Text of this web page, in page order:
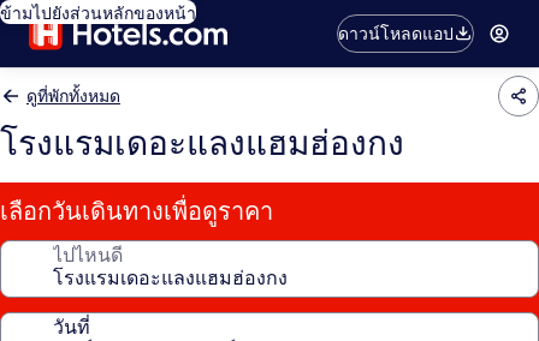
ข้ามไปยังส่วนหลักของหน้า
ดาวน์โหลดแอป
ดูที่พักทั้งหมด
โรงแรมเดอะแลงแฮมฮ่องกง
เลือกวันเดินทางเพื่อดูราคา
ไปไหนดี
วันที่